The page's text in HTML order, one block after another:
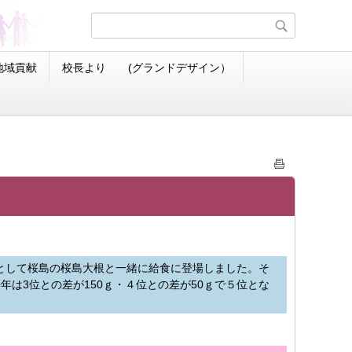
域貢献 校長より (グランドデザイン）
て桜島の桜島大根と一緒に給食に登場しました。そ
は3位との差が150ｇ・４位との差が50ｇで５位とな